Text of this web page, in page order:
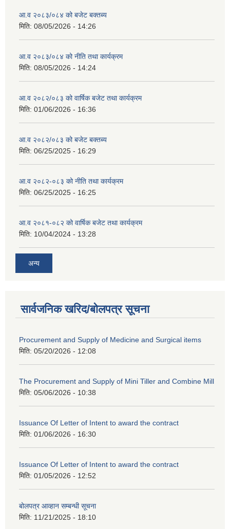
आ.व २०८३/०८४ को बजेट बक्तब्य
मिति: 08/05/2026 - 14:26
आ.व २०८३/०८४ को नीति तथा कार्यक्रम
मिति: 08/05/2026 - 14:24
आ.व २०८२/०८३ को वार्षिक बजेट तथा कार्यक्रम
मिति: 01/06/2026 - 16:36
आ.व २०८२/०८३ को बजेट बक्तब्य
मिति: 06/25/2025 - 16:29
आ.व २०८२-०८३ को नीति तथा कार्यक्रम
मिति: 06/25/2025 - 16:25
आ.व २०८१-०८२ को वार्षिक बजेट तथा कार्यक्रम
मिति: 10/04/2024 - 13:28
अन्य
सार्वजनिक खरिद/बोलपत्र सूचना
Procurement and Supply of Medicine and Surgical items
मिति: 05/20/2026 - 12:08
The Procurement and Supply of Mini Tiller and Combine Mill
मिति: 05/06/2026 - 10:38
Issuance Of Letter of Intent to award the contract
मिति: 01/06/2026 - 16:30
Issuance Of Letter of Intent to award the contract
मिति: 01/05/2026 - 12:52
बोलपत्र आव्हान सम्बन्धी सूचना
मिति: 11/21/2025 - 18:10